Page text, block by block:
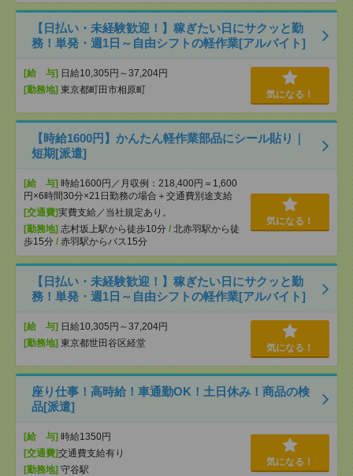
【日払い・未経験歓迎！】稼ぎたい日にサクッと勤
務！単発・週1日～自由シフトの軽作業[アルバイト]
[給 与] 日給10,305円～37,204円
[勤務地] 東京都町田市相原町 気になる！
【時給1600円】かんたん軽作業部品にシール貼り｜
短期[派遣]
[給 与] 時給1600円／月収例：218,400円＝1,600
円×6時間30分×21日勤務の場合＋交通費別途支給
[交通費]実費支給／当社規定あり。
[勤務地] 志村坂上駅から徒歩10分 / 北赤羽駅から徒
歩15分 / 赤羽駅からバス15分
気になる！
【日払い・未経験歓迎！】稼ぎたい日にサクッと勤
務！単発・週1日～自由シフトの軽作業[アルバイト]
[給 与] 日給10,305円～37,204円
[勤務地] 東京都世田谷区経堂 気になる！
座り仕事！高時給！車通勤OK！土日休み！商品の検
品[派遣]
[給 与] 時給1350円
[交通費]交通費支給有り
[勤務地] 守谷駅
気になる！